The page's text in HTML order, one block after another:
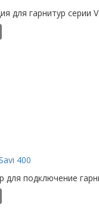
для гарнитур серии
400
для подключение